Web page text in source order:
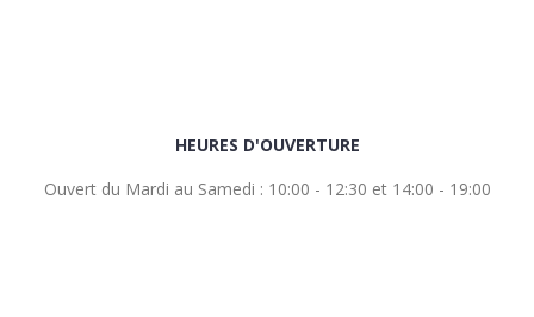
HEURES D'OUVERTURE
Ouvert du Mardi au Samedi : 10:00 - 12:30 et 14:00 - 19:00